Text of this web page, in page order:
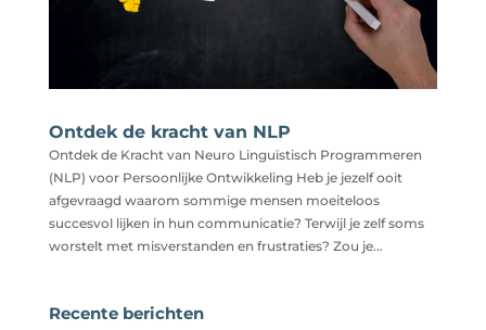
Ontdek de kracht van NLP
Ontdek de Kracht van Neuro Linguïstisch Programmeren
(NLP) voor Persoonlijke Ontwikkeling Heb je jezelf ooit
afgevraagd waarom sommige mensen moeiteloos
succesvol lijken in hun communicatie? Terwijl je zelf soms
worstelt met misverstanden en frustraties? Zou je...
Recente berichten